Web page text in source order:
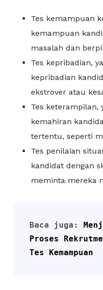
Tes kemampuan
kemampuan
masalah dan
Tes kepribadian,
kepribadian
ekstrover atau
Tes keterampilan,
kemahiran
tertentu, seperti
Tes penilaian
kandidat dengan
meminta mereka
Baca juga:
Proses
Tes Kemampuan